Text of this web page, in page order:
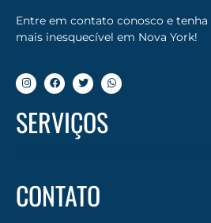
Entre em contato conosco e
mais inesquecível em Nova York!
SERVIÇOS
CONTATO